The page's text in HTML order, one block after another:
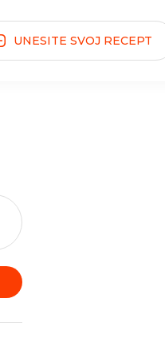
UNESITE SVOJ RECEPT